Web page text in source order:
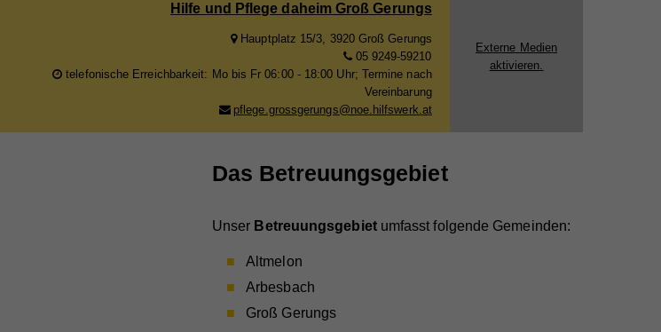
Externe Medien
aktivieren.
Hilfe und Pflege daheim Groß Gerungs
Hauptplatz 15/3, 3920 Groß Gerungs
05 9249-59210
telefonische Erreichbarkeit: Mo bis Fr 06:00 - 18:00 Uhr; Termine nach
Vereinbarung
pflege.grossgerungs@noe.hilfswerk.at
Das Betreuungsgebiet
Unser Betreuungsgebietumfasst folgende Gemeinden:
Altmelon
Arbesbach
Groß Gerungs